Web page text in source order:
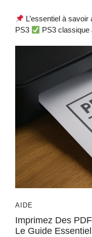
L’essentiel à
PS3
PS3
AIDE
Imprimez Des
Le Guide Essentiel